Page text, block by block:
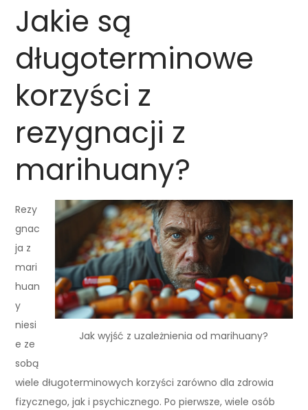
Jakie są
długoterminowe
korzyści z
rezygnacji z
marihuany?
Jak wyjść z uzależnienia od marihuany?
Rezy
gnac
ja z
mari
huan
y
niesi
e ze
sobą
wiele długoterminowych korzyści zarówno dla zdrowia
fizycznego, jak i psychicznego. Po pierwsze, wiele osób